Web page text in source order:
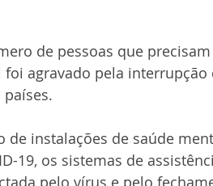
de pessoas que
agravado pela
de instalações de saúde
19, os sistemas de
pelo vírus e pelo